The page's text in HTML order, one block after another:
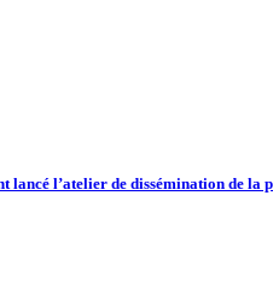
l’atelier de dissémination de la